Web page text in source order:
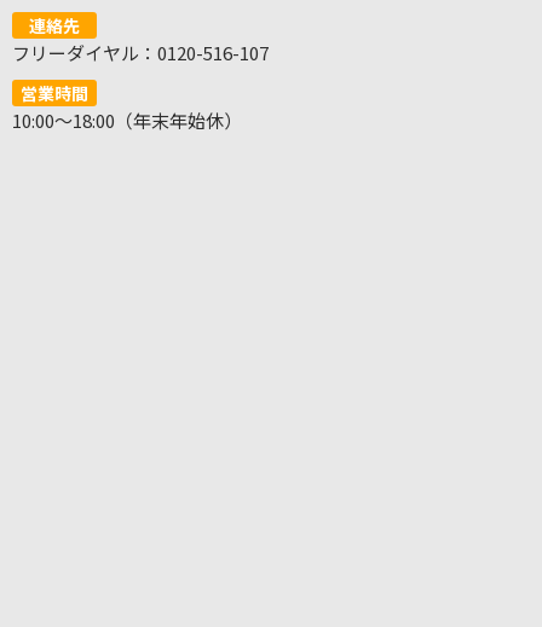
連絡先
フリーダイヤル：0120-516-107
営業時間
10:00～18:00（年末年始休）